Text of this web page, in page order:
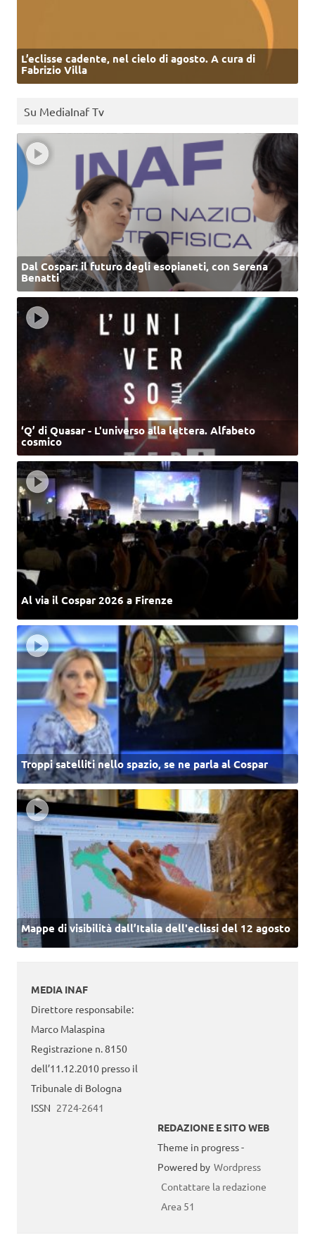
L’eclisse cadente, nel cielo di agosto. A cura di
Fabrizio Villa
Su MediaInaf Tv
Dal Cospar: il futuro degli esopianeti, con Serena
Benatti
‘Q’ di Quasar - L'universo alla lettera. Alfabeto
cosmico
Al via il Cospar 2026 a Firenze
Troppi satelliti nello spazio, se ne parla al Cospar
Mappe di visibilità dall’Italia dell'eclissi del 12 agosto
MEDIA INAF
Direttore responsabile:
Marco Malaspina
Registrazione n. 8150
dell’11.12.2010 presso il
Tribunale di Bologna
ISSN 2724-2641
REDAZIONE E SITO WEB
Theme in progress -
Powered by Wordpress
Contattare la redazione
Area 51